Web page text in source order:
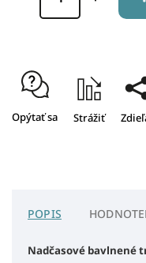
Opýtať sa Strážiť
POPIS
Nadčasové bavlnené